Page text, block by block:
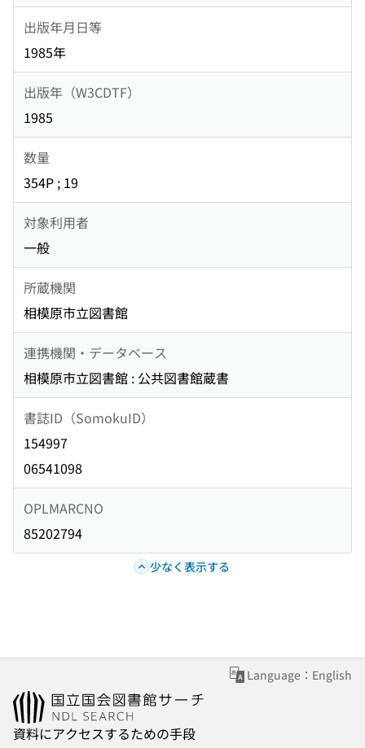
出版年月日等
1985年
出版年（W3CDTF）
1985
数量
354P ; 19
対象利用者
一般
所蔵機関
相模原市立図書館
連携機関・データベース
相模原市立図書館 : 公共図書館蔵書
書誌ID（SomokuID）
154997
06541098
OPLMARCNO
85202794
少なく表示する
Language：English
資料にアクセスするための手段